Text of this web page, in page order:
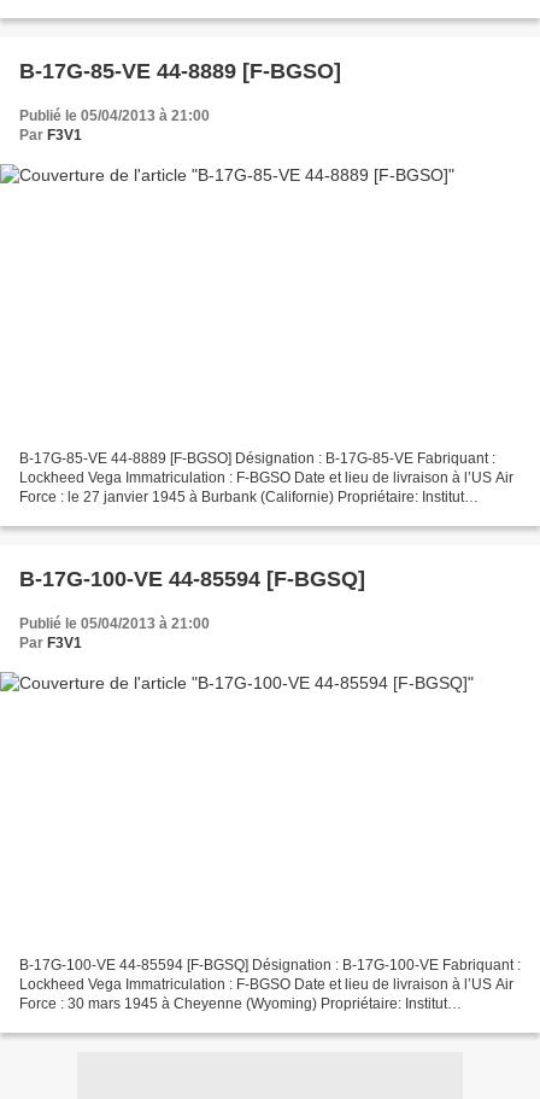
B-17G-85-VE 44-8889 [F-BGSO]
Publié le 05/04/2013 à 21:00
Par F3V1
B-17G-85-VE 44-8889 [F-BGSO] Désignation : B-17G-85-VE Fabriquant :
Lockheed Vega Immatriculation : F-BGSO Date et lieu de livraison à l’US Air
Force : le 27 janvier 1945 à Burbank (Californie) Propriétaire: Institut
B-17G-100-VE 44-85594 [F-BGSQ]
Publié le 05/04/2013 à 21:00
Par F3V1
B-17G-100-VE 44-85594 [F-BGSQ] Désignation : B-17G-100-VE Fabriquant :
Lockheed Vega Immatriculation : F-BGSO Date et lieu de livraison à l’US Air
Force : 30 mars 1945 à Cheyenne (Wyoming) Propriétaire: Institut